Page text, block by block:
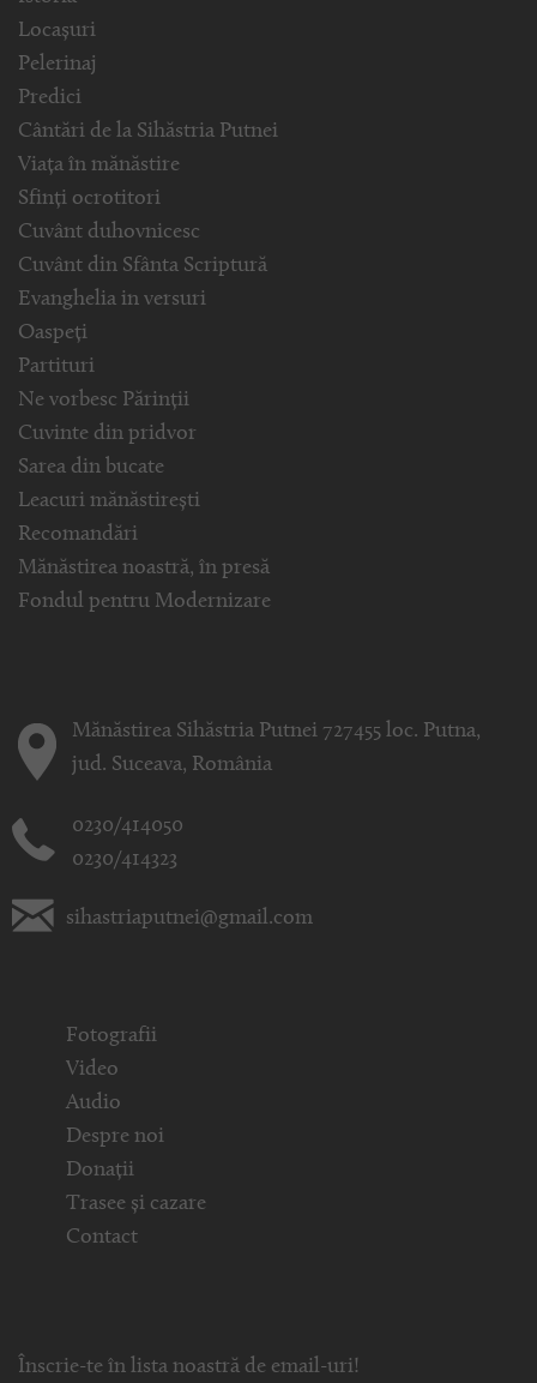
Locașuri
Pelerinaj
Predici
Cântări de la Sihăstria Putnei
Viața în mănăstire
Sfinți ocrotitori
Cuvânt duhovnicesc
Cuvânt din Sfânta Scriptură
Evanghelia in versuri
Oaspeți
Partituri
Ne vorbesc Părinții
Cuvinte din pridvor
Sarea din bucate
Leacuri mănăstirești
Recomandări
Mănăstirea noastră, în presă
Fondul pentru Modernizare
Mănăstirea Sihăstria Putnei 727455 loc. Putna,
jud. Suceava, România
0230/414050
0230/414323
sihastriaputnei@gmail.com
Fotografii
Video
Audio
Despre noi
Donații
Trasee și cazare
Contact
Înscrie-te în lista noastră de email-uri!